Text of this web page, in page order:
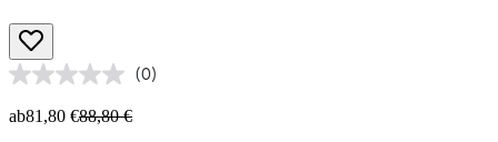
(0)
ab81,80 €88,80 €